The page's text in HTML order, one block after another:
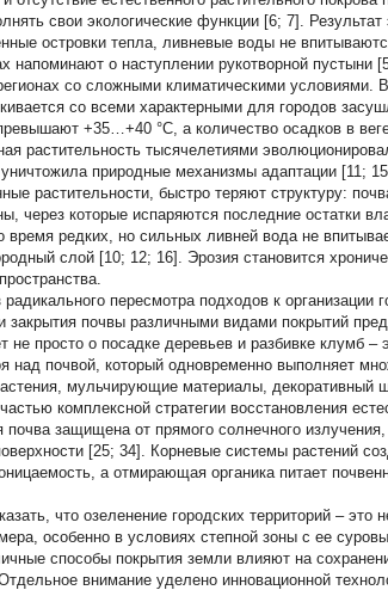
свои экологические функции [6; 7].
островки тепла, ливневые воды не
напоминают о наступлении рукотворной пустыни
со сложными климатическими условиями.
со всеми характерными для городов
+35…+40 °C, а количество осадков в
растительность тысячелетиями
уничтожила природные механизмы адаптации [11;
растительности, быстро теряют структуру:
через которые испаряются последние остатки
редких, но сильных ливней вода не
слой [10; 12; 16]. Эрозия становится
пересмотра подходов к организации
закрытия почвы различными видами покрытий
не просто о посадке деревьев и разбивке клумб –
над почвой, который одновременно выполняет
мульчирующие материалы,
комплексной стратегии восстановления
защищена от прямого солнечного
[25; 34]. Корневые системы растений
а отмирающая органика питает
что озеленение городских территорий – это
особенно в условиях степной зоны с ее
способы покрытия земли влияют на
внимание уделено инновационной